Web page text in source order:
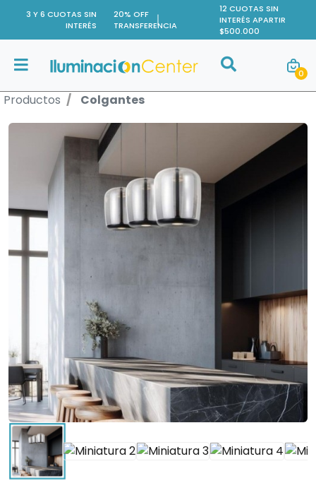
3 Y 6 CUOTAS SIN
INTERÉS
20% OFF
TRANSFERENCIA
12 CUOTAS SIN
INTERÉS APARTIR
$500.000
Buscar
Buscar
0
Productos Colgantes